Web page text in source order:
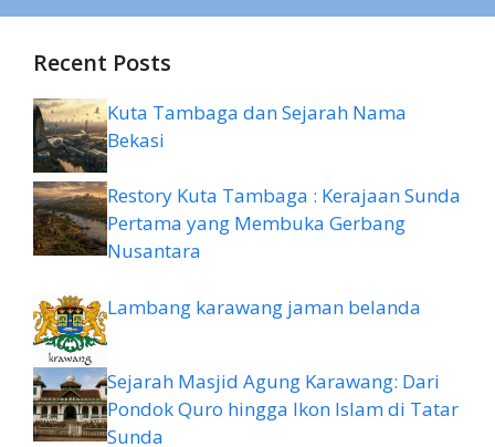
Recent Posts
Kuta Tambaga dan Sejarah Nama
Bekasi
Restory Kuta Tambaga : Kerajaan Sunda
Pertama yang Membuka Gerbang
Nusantara
Lambang karawang jaman belanda
Sejarah Masjid Agung Karawang: Dari
Pondok Quro hingga Ikon Islam di Tatar
Sunda